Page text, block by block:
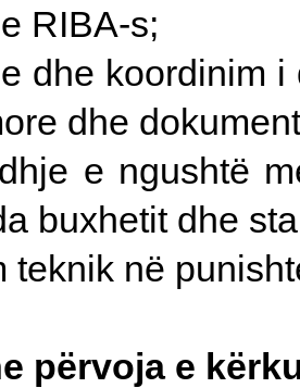
RIBA-s;
dhe koordinim
dhe
e ngushtë
buxhetit dhe
teknik në
përvoja e